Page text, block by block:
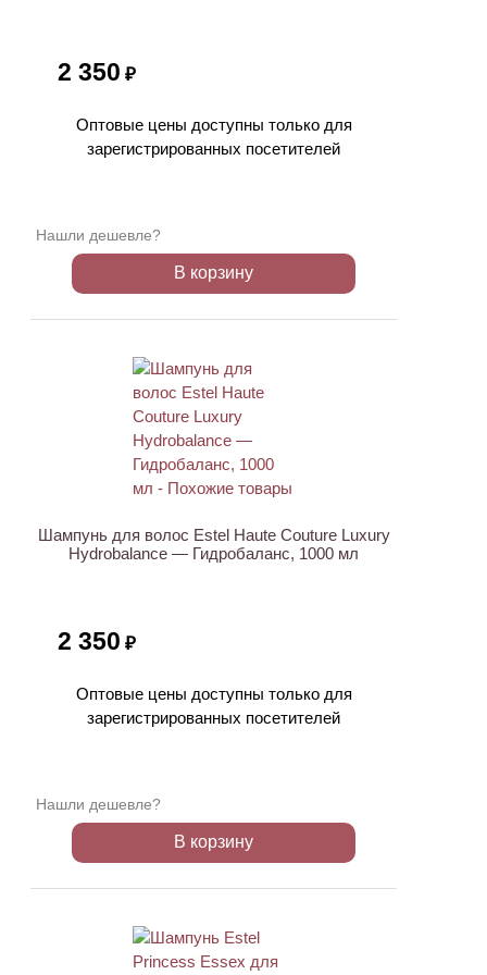
2 350 ₽
Оптовые цены доступны только для
зарегистрированных посетителей
Нашли дешевле?
В корзину
Шампунь для волос Estel Haute Couture Luxury
Hydrobalance — Гидробаланс, 1000 мл
2 350 ₽
Оптовые цены доступны только для
зарегистрированных посетителей
Нашли дешевле?
В корзину